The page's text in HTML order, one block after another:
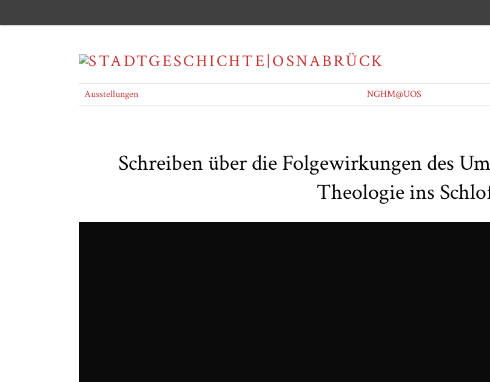
Ausstellungen NGHM@UOS
Schreiben über die Folgewirkungen des
Theologie ins